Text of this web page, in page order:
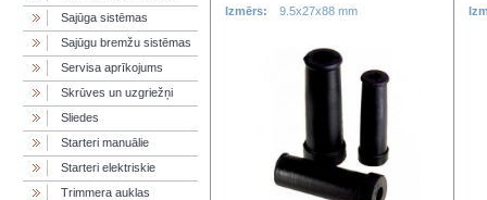
Sajūga sistēmas
Sajūgu bremžu sistēmas
Servisa aprīkojums
Skrūves un uzgriežņi
Sliedes
Starteri manuālie
Starteri elektriskie
Trimmera auklas
Izmērs:
9.5x27x88 mm